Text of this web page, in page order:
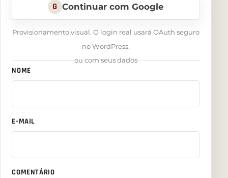
G Continuar com Google
Provisionamento visual. O login real usará OAuth seguro
no WordPress.
ou com seus dados
NOME
E-MAIL
COMENTÁRIO